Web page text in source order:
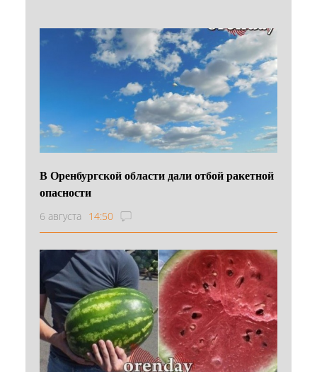
В Оренбургской области дали отбой ракетной
опасности
6 августа 14:50